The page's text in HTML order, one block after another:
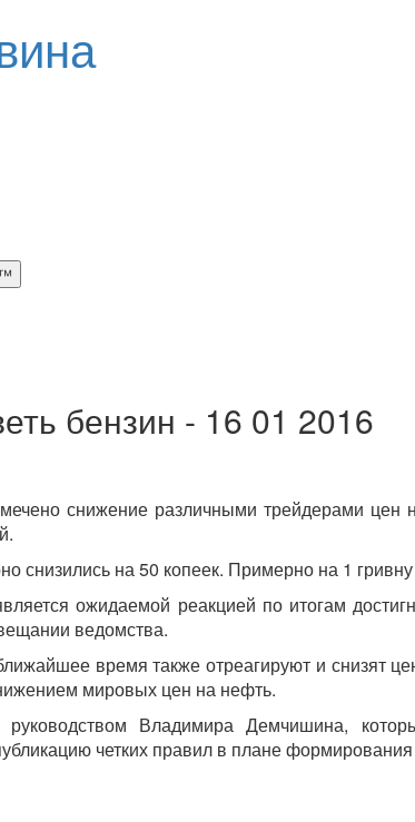
бензин - 16 01 2016
снижение различными трейдерами
снизились на 50 копеек. Примерно на 1
ожидаемой реакцией по итогам
ведомства.
время также отреагируют и снизят
мировых цен на нефть.
Владимира Демчишина,
четких правил в плане